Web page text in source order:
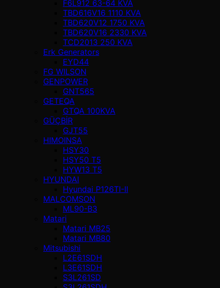
F6L912 63-64 KVA
TBD616V16 1110 KVA
TBD620V12 1750 KVA
TBD620V16 2330 KVA
TCD2013 250 KVA
Erk Generators
EYD44
FG WILSON
GENPOWER
GNT565
GETEQA
GTQA 100KVA
GÜÇBİR
GJT55
HIMOINSA
HSY30
HSY50 T5
HYW13 T5
HYUNDAI
Hyundai P126TI-II
MALCOMSON
ML90-B3
Matari
Matari MB25
Matari MB80
Mitsubishi
L2E61SDH
L3E61SDH
S3L261SD